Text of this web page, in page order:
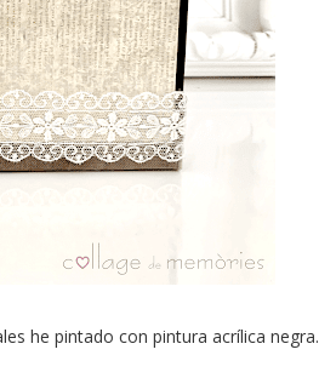
he pintado con pintura acrílica negra.